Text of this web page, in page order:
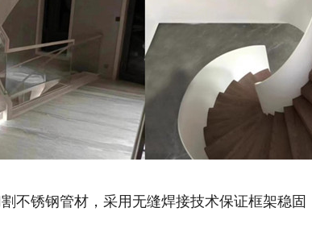
不锈钢管材，采用无缝焊接技术保证框架稳